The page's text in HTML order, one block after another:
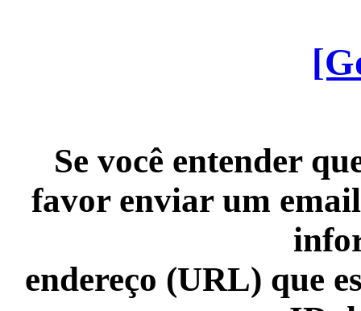
Se você entender
favor enviar um
endereço (URL) que